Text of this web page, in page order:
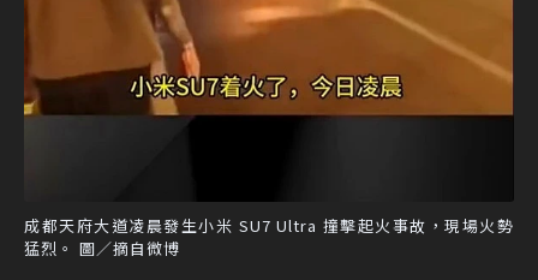
成都天府大道凌晨發生小米 SU7 Ultra 撞擊起火事故，現場火勢
猛烈。 圖／摘自微博